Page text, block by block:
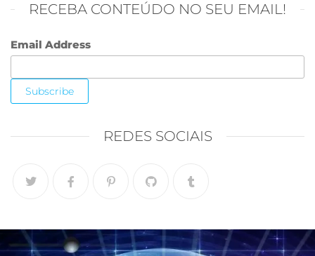
RECEBA CONTEÚDO NO SEU EMAIL!
Email Address
REDES SOCIAIS